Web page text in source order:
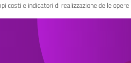
costi e indicatori di realizzazione delle opere